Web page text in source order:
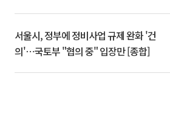
서울시, 정부에 정비사업 규제 완화 '건
의'⋯국토부 "협의 중" 입장만 [종합]